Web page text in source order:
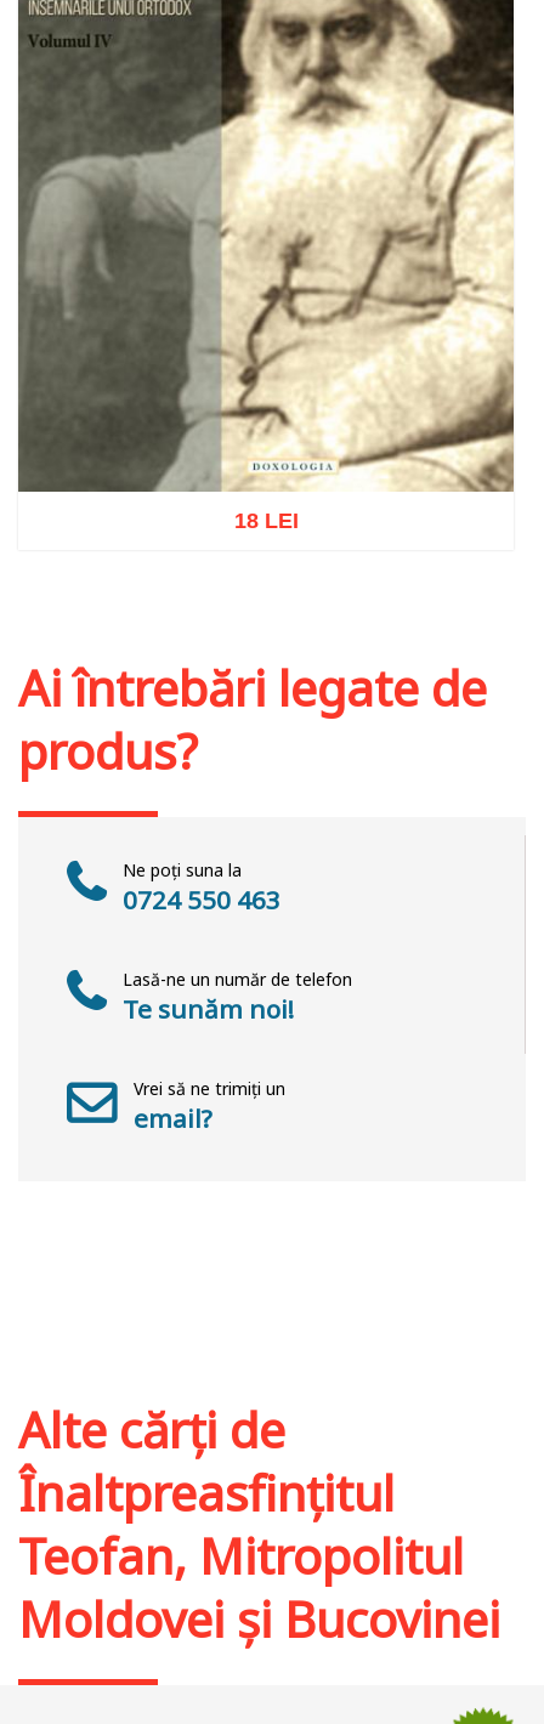
18 LEI
Ai întrebări legate de
produs?
Ne poți suna la
0724 550 463
Lasă-ne un număr de telefon
Te sunăm noi!
Vrei să ne trimiți un
email?
Alte cărți de
Înaltpreasfințitul
Teofan, Mitropolitul
Moldovei și Bucovinei